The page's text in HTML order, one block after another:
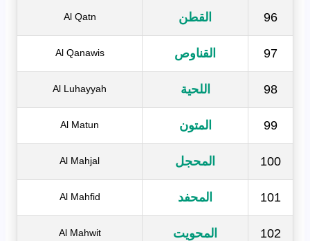
96 القطن Al Qatn
97 القناوص Al Qanawis
98 اللحية Al Luhayyah
99 المتون Al Matun
100 المحجل Al Mahjal
101 المحفد Al Mahfid
102 المحويت Al Mahwit